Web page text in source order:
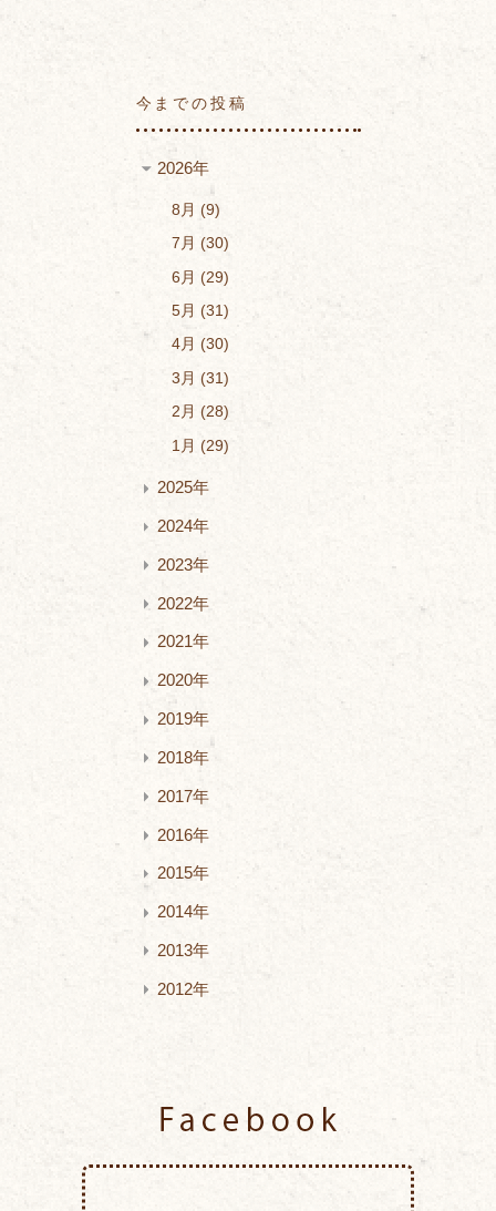
今までの投稿
2026年
8月
9
7月
30
6月
29
5月
31
4月
30
3月
31
2月
28
1月
29
2025年
2024年
2023年
2022年
2021年
2020年
2019年
2018年
2017年
2016年
2015年
2014年
2013年
2012年
Facebook